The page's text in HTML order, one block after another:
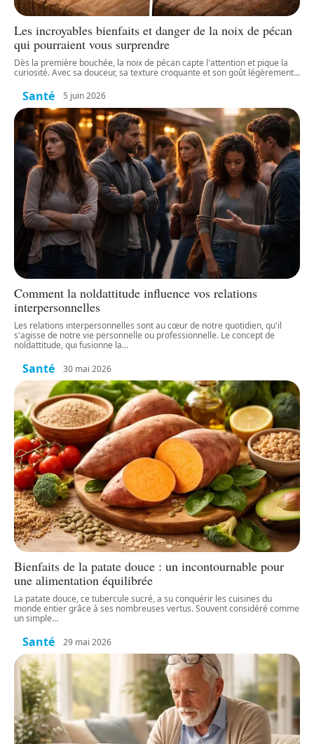
Les incroyables bienfaits et danger de la noix de pécan
qui pourraient vous surprendre
Dès la première bouchée, la noix de pécan capte l'attention et pique la
curiosité. Avec sa douceur, sa texture croquante et son goût légèrement…
Santé 5 juin 2026
Comment la noldattitude influence vos relations
interpersonnelles
Les relations interpersonnelles sont au cœur de notre quotidien, qu'il
s'agisse de notre vie personnelle ou professionnelle. Le concept de
noldattitude, qui fusionne la…
Santé 30 mai 2026
Bienfaits de la patate douce : un incontournable pour
une alimentation équilibrée
La patate douce, ce tubercule sucré, a su conquérir les cuisines du
monde entier grâce à ses nombreuses vertus. Souvent considéré comme
un simple…
Santé 29 mai 2026